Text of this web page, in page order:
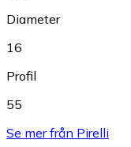
Diameter
16
Profil
55
Se mer från Pirelli